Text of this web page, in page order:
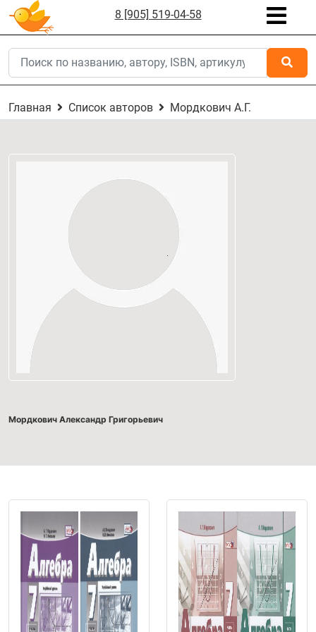
8 [905] 519-04-58
Главная Список авторов Мордкович А.Г.
Мордкович Александр Григорьевич